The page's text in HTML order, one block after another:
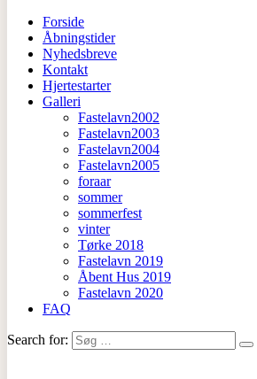
Forside
Åbningstider
Nyhedsbreve
Kontakt
Hjertestarter
Galleri
Fastelavn2002
Fastelavn2003
Fastelavn2004
Fastelavn2005
foraar
sommer
sommerfest
vinter
Tørke 2018
Fastelavn 2019
Åbent Hus 2019
Fastelavn 2020
FAQ
Search for: